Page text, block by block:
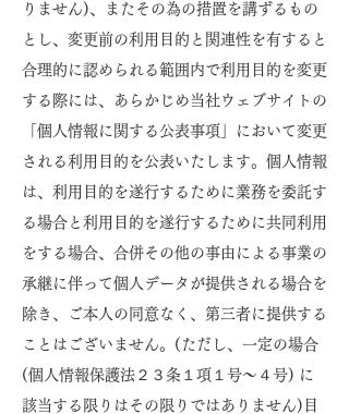
りません)、またその為の措置を講ずるもの
とし、変更前の利用目的と関連性を有すると
合理的に認められる範囲内で利用目的を変更
する際には、あらかじめ当社ウェブサイトの
「個人情報に関する公表事項」において変更
される利用目的を公表いたします。個人情報
は、利用目的を遂行するために業務を委託す
る場合と利用目的を遂行するために共同利用
をする場合、合併その他の事由による事業の
承継に伴って個人データが提供される場合を
除き、ご本人の同意なく、第三者に提供する
ことはございません。(ただし、一定の場合
(個人情報保護法２３条１項１号〜４号) に
該当する限りはその限りではありません)目